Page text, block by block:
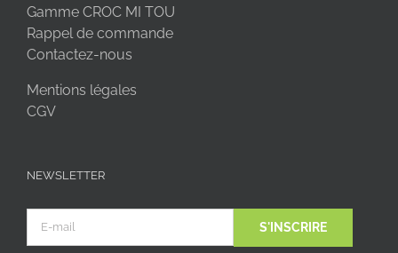
Gamme CROC MI TOU
Rappel de commande
Contactez-nous
Mentions légales
CGV
NEWSLETTER